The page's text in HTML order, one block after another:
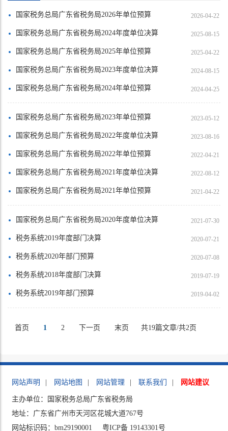
国家税务总局广东省税务局2026年单位预算 2026-04-22
国家税务总局广东省税务局2024年度单位决算 2025-08-15
国家税务总局广东省税务局2025年单位预算 2025-04-22
国家税务总局广东省税务局2023年度单位决算 2024-08-15
国家税务总局广东省税务局2024年单位预算 2024-04-25
国家税务总局广东省税务局2023年单位预算 2023-05-12
国家税务总局广东省税务局2022年度单位决算 2023-08-16
国家税务总局广东省税务局2022年单位预算 2022-04-21
国家税务总局广东省税务局2021年度单位决算 2022-08-12
国家税务总局广东省税务局2021年单位预算 2021-04-22
国家税务总局广东省税务局2020年度单位决算 2021-07-30
税务系统2019年度部门决算 2020-07-21
税务系统2020年部门预算 2020-07-08
税务系统2018年度部门决算 2019-07-19
税务系统2019年部门预算 2019-04-02
首页 1 2 下一页 末页 共19篇文章/共2页
网站声明 网站地图 网站管理 联系我们 网站建议
主办单位：国家税务总局广东省税务局
地址：广东省广州市天河区花城大道767号
网站标识码：bm29190001
粤ICP备 19143301号